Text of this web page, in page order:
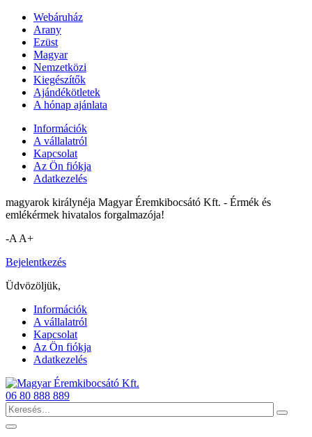
Webáruház
Arany
Ezüst
Magyar
Nemzetközi
Kiegészítők
Ajándékötletek
A hónap ajánlata
Információk
A vállalatról
Kapcsolat
Az Ön fiókja
Adatkezelés
magyarok királynéja Magyar Éremkibocsátó Kft. - Érmék és
emlékérmek hivatalos forgalmazója!
-A A+
Bejelentkezés
Üdvözöljük,
Információk
A vállalatról
Kapcsolat
Az Ön fiókja
Adatkezelés
06 80 888 889